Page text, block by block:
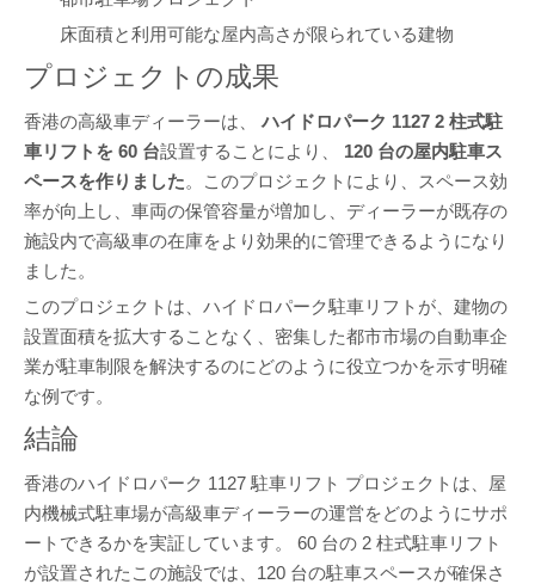
床面積と利用可能な屋内高さが限られている建物
プロジェクトの成果
香港の高級車ディーラーは、ハイドロパーク 1127 2 柱式駐
車リフトを 60 台設置することにより、 120 台の屋内駐車ス
ペースを作りました。このプロジェクトにより、スペース効
率が向上し、車両の保管容量が増加し、ディーラーが既存の
施設内で高級車の在庫をより効果的に管理できるようになり
ました。
このプロジェクトは、ハイドロパーク駐車リフトが、建物の
設置面積を拡大することなく、密集した都市市場の自動車企
業が駐車制限を解決するのにどのように役立つかを示す明確
な例です。
結論
香港のハイドロパーク 1127 駐車リフト プロジェクトは、屋
内機械式駐車場が高級車ディーラーの運営をどのようにサポ
ートできるかを実証しています。 60 台の 2 柱式駐車リフト
が設置されたこの施設では、120 台の駐車スペースが確保さ